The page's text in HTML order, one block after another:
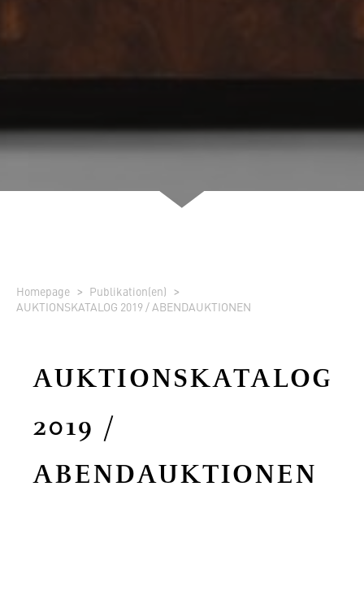
Homepage
Publikation(en)
AUKTIONSKATALOG 2019 / ABENDAUKTIONEN
AUKTIONSKATALOG
2019 /
ABENDAUKTIONEN